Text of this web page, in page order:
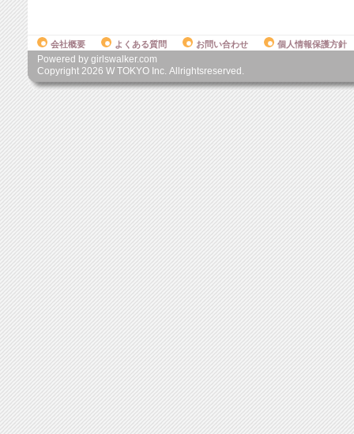
会社概要 よくある質問 お問い合わせ 個人情報保護方針
Powered by girlswalker.com
Copyright 2026 W TOKYO Inc. Allrightsreserved.